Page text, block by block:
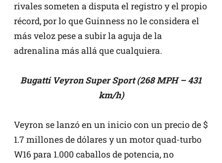
rivales someten a disputa el registro y el propio
récord, por lo que Guinness no le considera el
más veloz pese a subir la aguja de la
adrenalina más allá que cualquiera.
Bugatti Veyron Super Sport (268 MPH – 431
km/h)
Veyron se lanzó en un inicio con un precio de $
1.7 millones de dólares y un motor quad-turbo
W16 para 1.000 caballos de potencia, no